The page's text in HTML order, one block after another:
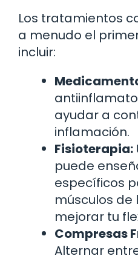
Los tratamientos
a menudo el
incluir:
ayudar a
inflamación.
Fisioterapia:
puede
específicos
músculos
mejorar tu
Compresas
Alternar